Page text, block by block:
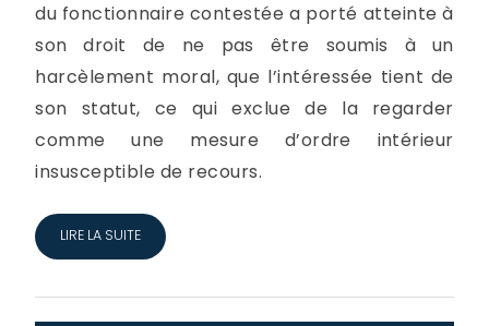
du fonctionnaire contestée a porté atteinte à
son droit de ne pas être soumis à un
harcèlement moral, que l’intéressée tient de
son statut, ce qui exclue de la regarder
comme une mesure d’ordre intérieur
insusceptible de recours.
LIRE LA SUITE